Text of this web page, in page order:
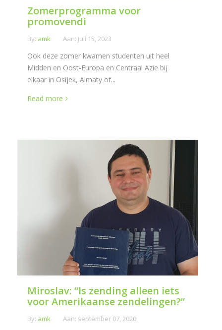
Zomerprogramma voor
promovendi
By: amk Aan: juli 15, 2023
Ook deze zomer kwamen studenten uit heel
Midden en Oost-Europa en Centraal Azie bij
elkaar in Osijek, Almaty of...
Read more
Miroslav: “Is zending alleen iets
voor Amerikaanse zendelingen?”
By: amk Aan: september 07, 2020